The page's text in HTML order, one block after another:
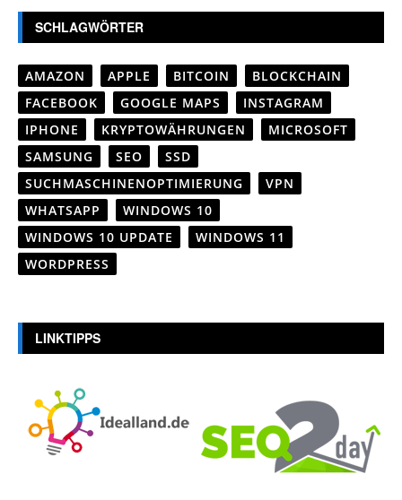
SCHLAGWÖRTER
AMAZON APPLE BITCOIN
BLOCKCHAIN
FACEBOOK
GOOGLE MAPS
INSTAGRAM
IPHONE
KRYPTOWÄHRUNGEN
MICROSOFT
SAMSUNG
SEO
SSD
SUCHMASCHINENOPTIMIERUNG
VPN
WHATSAPP
WINDOWS 10
WINDOWS 10 UPDATE
WINDOWS 11
WORDPRESS
LINKTIPPS